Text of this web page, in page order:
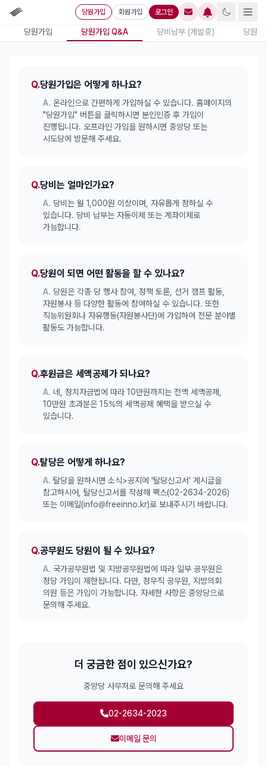
당원가입 회원가입 로그인
당원가입 당원가입 Q&A 당비납부 (개발중) 당원
Q.당원가입은 어떻게 하나요?
A. 온라인으로 간편하게 가입하실 수 있습니다. 홈페이지의
"당원가입" 버튼을 클릭하시면 본인인증 후 가입이
진행됩니다. 오프라인 가입을 원하시면 중앙당 또는
시도당에 방문해 주세요.
Q.당비는 얼마인가요?
A. 당비는 월 1,000원 이상이며, 자유롭게 정하실 수
있습니다. 당비 납부는 자동이체 또는 계좌이체로
가능합니다.
Q.당원이 되면 어떤 활동을 할 수 있나요?
A. 당원은 각종 당 행사 참여, 정책 토론, 선거 캠프 활동,
자원봉사 등 다양한 활동에 참여하실 수 있습니다. 또한
직능위원회나 자유행동(자원봉사단)에 가입하여 전문 분야별
활동도 가능합니다.
Q.후원금은 세액공제가 되나요?
A. 네, 정치자금법에 따라 10만원까지는 전액 세액공제,
10만원 초과분은 15%의 세액공제 혜택을 받으실 수
있습니다.
Q.탈당은 어떻게 하나요?
A. 탈당을 원하시면 소식>공지에 '탈당신고서' 게시글을
참고하시어, 탈당신고서를 작성해 팩스(02-2634-2026)
또는 이메일(info@freeinno.kr)로 보내주시기 바랍니다.
Q.공무원도 당원이 될 수 있나요?
A. 국가공무원법 및 지방공무원법에 따라 일부 공무원은
정당 가입이 제한됩니다. 다만, 정무직 공무원, 지방의회
의원 등은 가입이 가능합니다. 자세한 사항은 중앙당으로
문의해 주세요.
더 궁금한 점이 있으신가요?
중앙당 사무처로 문의해 주세요
02-2634-2023
이메일 문의